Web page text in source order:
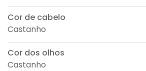
Cor de cabelo
Castanho
Cor dos olhos
Castanho